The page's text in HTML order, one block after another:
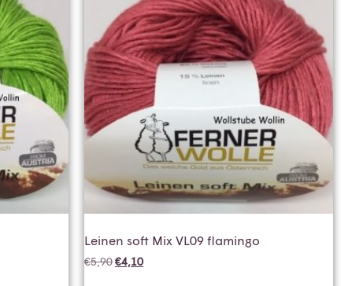
Leinen soft Mix VL09 flamingo
€5,90€4,10